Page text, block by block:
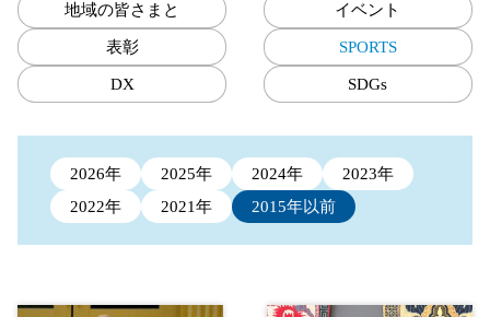
地域の皆さまと イベント
表彰 SPORTS
DX SDGs
2026年 2025年 2024年
2023年
2022年
2021年 2015年以前